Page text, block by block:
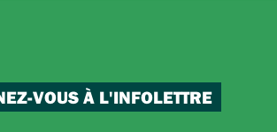
VOUS À L'INFOLETTRE